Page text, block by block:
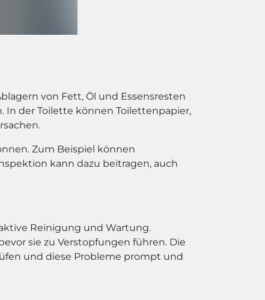
von Fett, Öl und Essensresten
In der Toilette können Toilettenpapier,
Zum Beispiel können
kann dazu beitragen, auch
Reinigung und Wartung.
sie zu Verstopfungen führen. Die
und diese Probleme prompt und